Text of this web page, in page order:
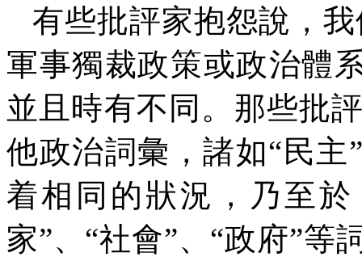
有些批評家抱怨說，
軍事獨裁政策或政治體
並且時有不同。那些批
他政治詞彙，諸如“民主
着相同的狀況，乃至
家”、“社會”、“政府”等